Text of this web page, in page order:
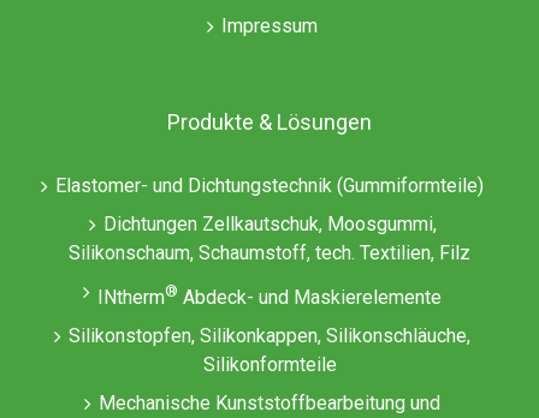
Impressum
Produkte & Lösungen
Elastomer- und Dichtungstechnik (Gummiformteile)
Dichtungen Zellkautschuk, Moosgummi,
Silikonschaum, Schaumstoff, tech. Textilien, Filz
INtherm® Abdeck- und Maskierelemente
Silikonstopfen, Silikonkappen, Silikonschläuche,
Silikonformteile
Mechanische Kunststoffbearbeitung und